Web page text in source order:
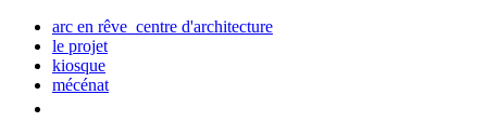
arc en rêve centre d'architecture
le projet
kiosque
mécénat